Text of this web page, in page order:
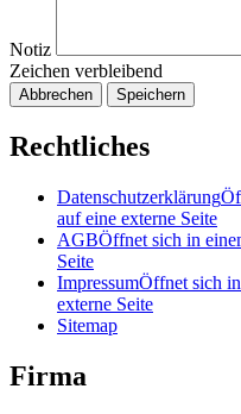
Notiz
Zeichen verbleibend
Abbrechen Speichern
Rechtliches
Datenschutzerklärung
auf eine externe Seite
AGBÖffnet sich in
Seite
ImpressumÖffnet sich
externe Seite
Sitemap
Firma